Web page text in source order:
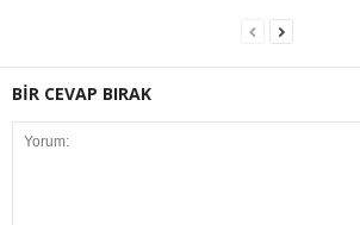
BİR CEVAP BIRAK